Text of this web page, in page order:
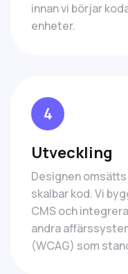
innan vi börjar
enheter.
4
Utveckling
Designen
skalbar kod. Vi
CMS och
andra
(WCAG) som